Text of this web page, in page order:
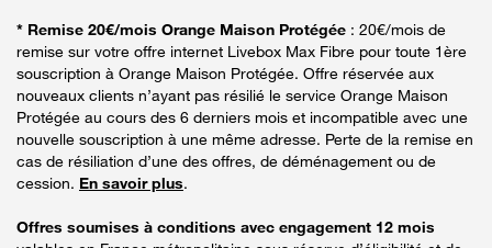
* Remise 20€/mois Orange Maison Protégée : 20€/mois de
remise sur votre offre internet Livebox Max Fibre pour toute 1ère
souscription à Orange Maison Protégée. Offre réservée aux
nouveaux clients n’ayant pas résilié le service Orange Maison
Protégée au cours des 6 derniers mois et incompatible avec une
nouvelle souscription à une même adresse. Perte de la remise en
cas de résiliation d’une des offres, de déménagement ou de
cession. En savoir plus.
Offres soumises à conditions avec engagement 12 mois